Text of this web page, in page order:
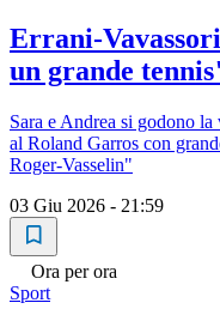
Errani-
un grande
Sara e Andrea si godono
al Roland Garros con
Roger-Vasselin"
03 Giu 2026 - 21:59
Ora per ora
Sport